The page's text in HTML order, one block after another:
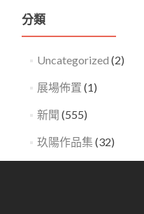
分類
Uncategorized (2)
展場佈置 (1)
新聞 (555)
玖陽作品集 (32)